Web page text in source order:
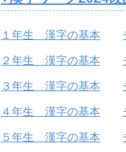
１年生 漢字の基本
２年生 漢字の基本
３年生 漢字の基本
４年生 漢字の基本
５年生 漢字の基本